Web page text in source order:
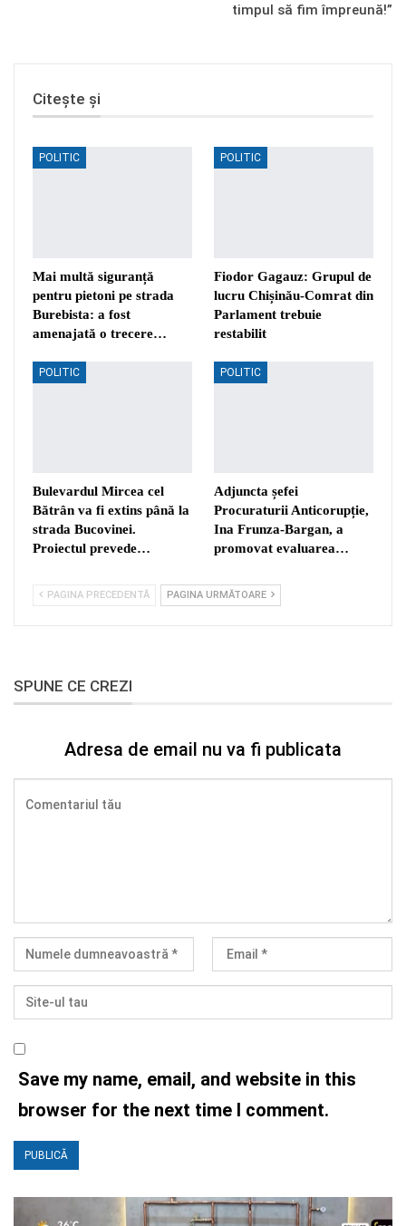
timpul să fim împreună!”
Citește și
POLITIC
Mai multă siguranță
pentru pietoni pe strada
Burebista: a fost
amenajată o trecere…
POLITIC
Fiodor Gagauz: Grupul de
lucru Chișinău-Comrat din
Parlament trebuie
restabilit
POLITIC
Bulevardul Mircea cel
Bătrân va fi extins până la
strada Bucovinei.
Proiectul prevede…
POLITIC
Adjuncta șefei
Procuraturii Anticorupție,
Ina Frunza-Bargan, a
promovat evaluarea…
PAGINA PRECEDENTĂ PAGINA URMĂTOARE
SPUNE CE CREZI
Adresa de email nu va fi publicata
Save my name, email, and website in this
browser for the next time I comment.